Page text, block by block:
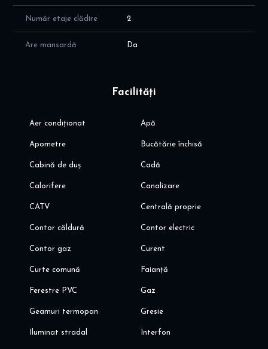
Număr etaje clădire 2
Are mansardă Da
Facilități
Aer condiționat Apă
Apometre Bucătărie închisă
Cabină de duș Cadă
Calorifere Canalizare
CATV Centrală proprie
Contor căldură Contor electric
Contor gaz Curent
Curte comună Faianță
Ferestre PVC Gaz
Geamuri termopan Gresie
Iluminat stradal Interfon